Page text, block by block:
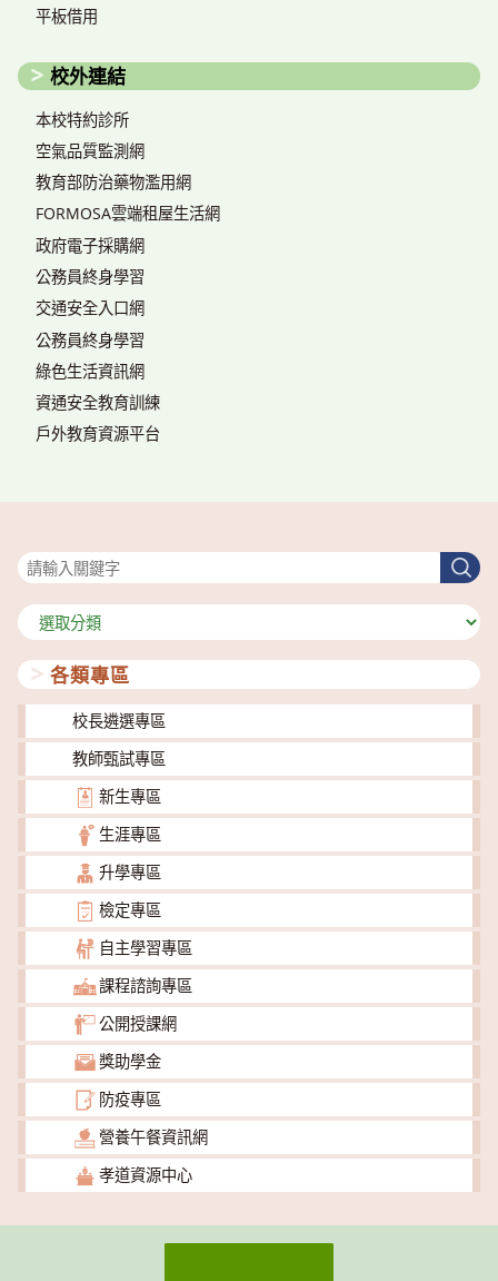
平板借用
校外連結
本校特約診所
空氣品質監測網
教育部防治藥物濫用網
FORMOSA雲端租屋生活網
政府電子採購網
公務員終身學習
交通安全入口網
公務員終身學習
綠色生活資訊網
資通安全教育訓練
戶外教育資源平台
搜
尋
分
類
各類專區
校長遴選專區
教師甄試專區
新生專區
生涯專區
升學專區
檢定專區
自主學習專區
課程諮詢專區
公開授課網
獎助學金
防疫專區
營養午餐資訊網
孝道資源中心